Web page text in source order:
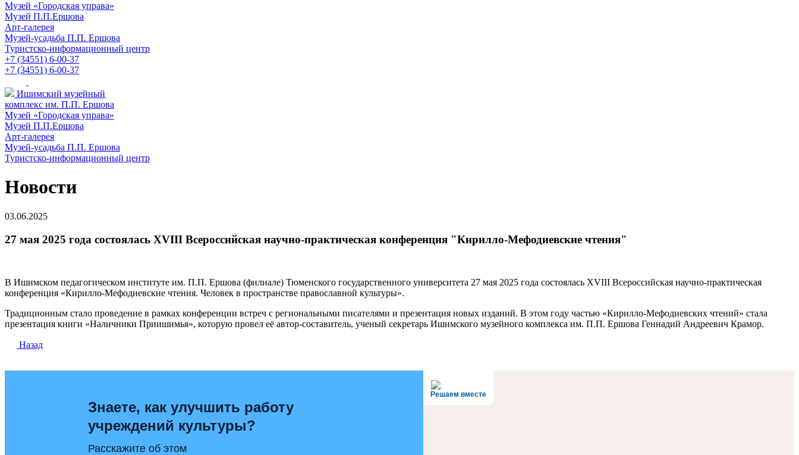
Музей «Городская управа»
Музей П.П.Ершова
Арт-галерея
Музей-усадьба П.П. Ершова
Туристско-информационный центр
+7 (34551) 6-00-37
+7 (34551) 6-00-37
Ишимский музейный
комплекс им. П.П. Ершова
Музей «Городская управа»
Музей П.П.Ершова
Арт-галерея
Музей-усадьба П.П. Ершова
Туристско-информационный центр
Новости
03.06.2025
27 мая 2025 года состоялась XVIII Всероссийская научно-практическая конференция "Кирилло-Мефодиевские чтения"
В Ишимском педагогическом институте им. П.П. Ершова (филиале) Тюменского государственного университета 27 мая 2025 года состоялась XVIII Всероссийская научно-практическая
конференция «Кирилло-Мефодиевские чтения. Человек в пространстве православной культуры».
Традиционным стало проведение в рамках конференции встреч с региональными писателями и презентация новых изданий. В этом году частью «Кирилло-Мефодиевских чтений» стала
презентация книги «Наличники Приишимья», которую провел её автор-составитель, ученый секретарь Ишимского музейного комплекса им. П.П. Ершова Геннадий Андреевич Крамор.
Назад
Решаем вместе
Знаете, как улучшить работу
учреждений культуры?
Расскажите об этом